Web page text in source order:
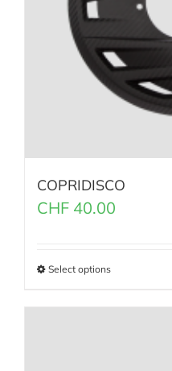
COPRIDISCO
CHF 40.00
Select options